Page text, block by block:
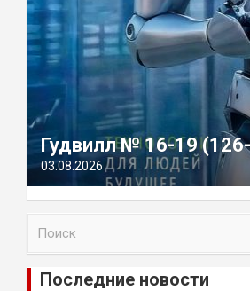
Гудвилл № 16-19
03.08.2026
и
Последние новости